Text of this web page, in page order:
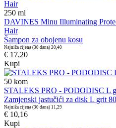
250 ml
DAVINES Minu Illuminating
Hair
Šampon za obojenu kosu
Najniža cijena (30 dana) 20,40
€ 17,20
Kupi
50 kom
STALEKS PRO - PODODISC L
Zamjenski jastučići za disk L grit 80
Najniža cijena (30 dana) 11,29
€ 10,16
Kupi